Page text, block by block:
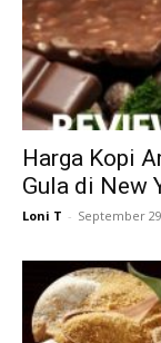
Harga Kopi
Gula di New
Loni T - September